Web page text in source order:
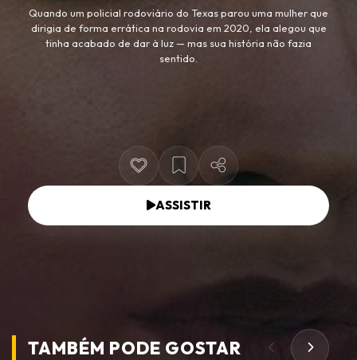
Quando um policial rodoviário do Texas parou uma mulher que
dirigia de forma errática na rodovia em 2020, ela alegou que
tinha acabado de dar à luz — mas sua história não fazia
sentido.
ASSISTIR
TAMBÉM PODE GOSTAR